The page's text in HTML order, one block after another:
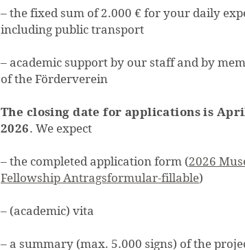
– the fixed sum of 2.000 € for your daily
including public transport
– academic support by our staff and by
of the Förderverein
The closing date for applications is
2026. We expect
– the completed application form (2026
Fellowship Antragsformular-fillable)
– (academic) vita
– a summary (max. 5.000 signs) of the